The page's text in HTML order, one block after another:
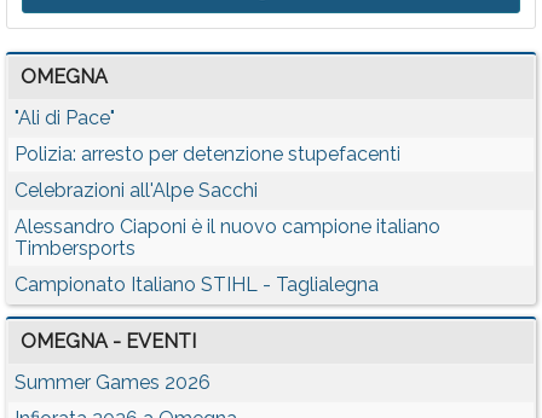
OMEGNA
"Ali di Pace"
Polizia: arresto per detenzione stupefacenti
Celebrazioni all'Alpe Sacchi
Alessandro Ciaponi è il nuovo campione italiano
Timbersports
Campionato Italiano STIHL - Taglialegna
OMEGNA - EVENTI
Summer Games 2026